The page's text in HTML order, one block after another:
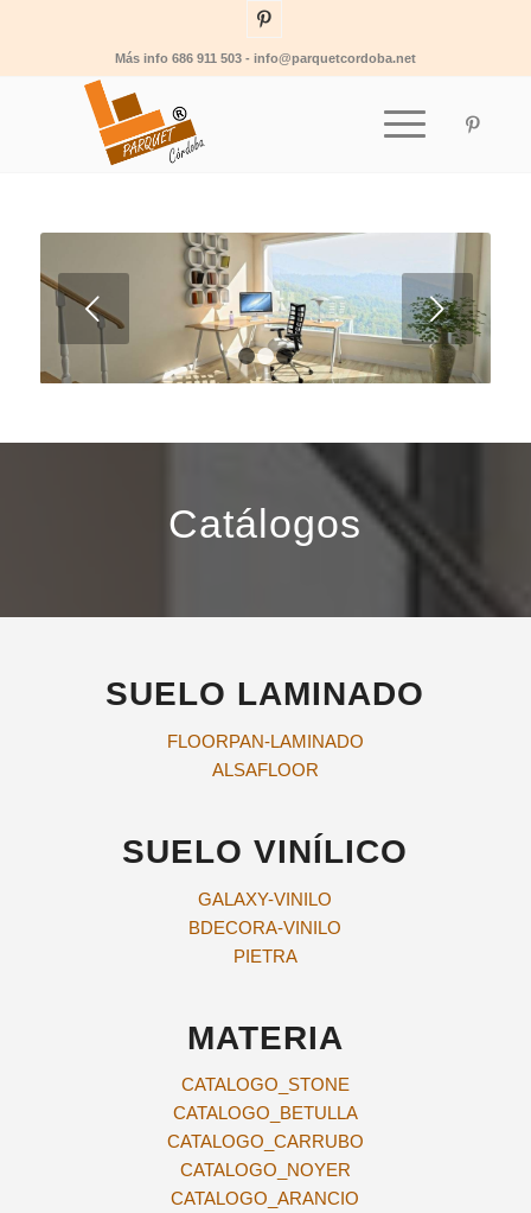
Más info 686 911 503 - info@parquetcordoba.net
Posterior
1 2 3
Catálogos
SUELO LAMINADO
FLOORPAN-LAMINADO
ALSAFLOOR
SUELO VINÍLICO
GALAXY-VINILO
BDECORA-VINILO
PIETRA
MATERIA
CATALOGO_STONE
CATALOGO_BETULLA
CATALOGO_CARRUBO
CATALOGO_NOYER
CATALOGO_ARANCIO